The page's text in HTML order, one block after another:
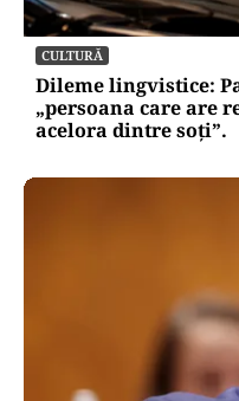
CULTURĂ
Dileme lingvistice:
„persoana care are
acelora dintre soți”.